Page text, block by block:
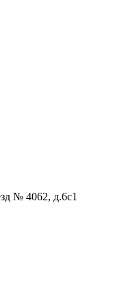
№ 4062, д.6с1